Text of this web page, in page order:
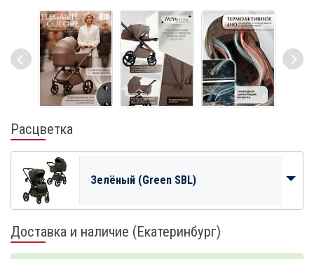
Расцветка
Зелёный (Green SBL)
Доставка и наличие (Екатеринбург)